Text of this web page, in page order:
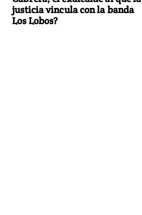
justicia vincula con la banda
Los Lobos?